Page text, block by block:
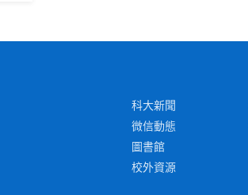
科大新聞
微信動態
圖書館
校外資源